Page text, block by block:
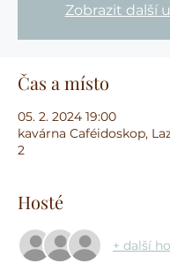
Zobrazit další
Čas a místo
05. 2. 2024 19:00
kavárna Caféidoskop,
2
Hosté
+ další